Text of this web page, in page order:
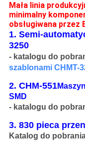
Mała linia
minimalny
obsługiwana przez
1. Semi-
3250
- katalogu do
szablonami CHMT-
2. CHM-551
SMD
- katalogu do
3. 830 pieca
Katalog do